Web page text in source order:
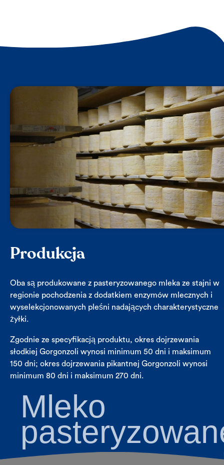
Produkcja
Oba są produkowane z pasteryzowanego mleka ze stajni w
regionie pochodzenia z dodatkiem enzymów mlecznych i
wyselekcjonowanych pleśni nadających charakterystyczne
żyłki.
Zgodnie ze specyfikacją produktu, okres dojrzewania
słodkiej Gorgonzoli wynosi minimum 50 dni i maksimum
150 dni; okres dojrzewania pikantnej Gorgonzoli wynosi
minimum 80 dni i maksimum 270 dni.
Mleko